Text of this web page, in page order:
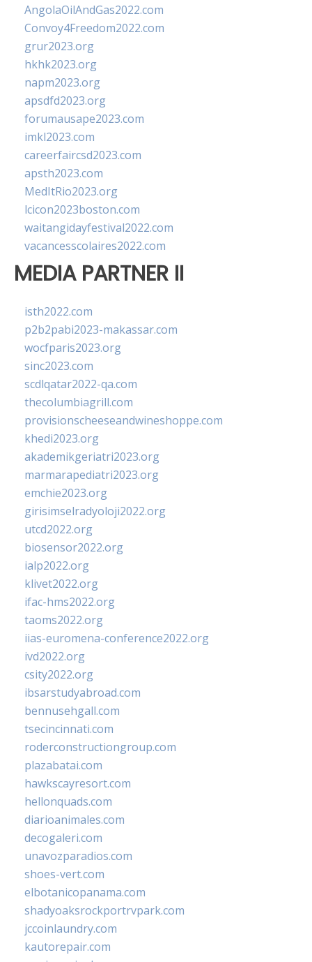
AngolaOilAndGas2022.com
Convoy4Freedom2022.com
grur2023.org
hkhk2023.org
napm2023.org
apsdfd2023.org
forumausape2023.com
imkl2023.com
careerfaircsd2023.com
apsth2023.com
MedItRio2023.org
lcicon2023boston.com
waitangidayfestival2022.com
vacancesscolaires2022.com
MEDIA PARTNER II
isth2022.com
p2b2pabi2023-makassar.com
wocfparis2023.org
sinc2023.com
scdlqatar2022-qa.com
thecolumbiagrill.com
provisionscheeseandwineshoppe.com
khedi2023.org
akademikgeriatri2023.org
marmarapediatri2023.org
emchie2023.org
girisimselradyoloji2022.org
utcd2022.org
biosensor2022.org
ialp2022.org
klivet2022.org
ifac-hms2022.org
taoms2022.org
iias-euromena-conference2022.org
ivd2022.org
csity2022.org
ibsarstudyabroad.com
bennusehgall.com
tsecincinnati.com
roderconstructiongroup.com
plazabatai.com
hawkscayresort.com
hellonquads.com
diarioanimales.com
decogaleri.com
unavozparadios.com
shoes-vert.com
elbotanicopanama.com
shadyoaksrockportrvpark.com
jccoinlaundry.com
kautorepair.com